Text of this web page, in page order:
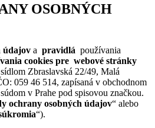
OSOBNÝCH
údajov a pravidlá používania
cookies pre webové stránky
Zbraslavská 22/49, Malá
059 46 514, zapísaná v obchodnom
v Prahe pod spisovou značkou.
ochrany osobných údajov“ alebo
“).